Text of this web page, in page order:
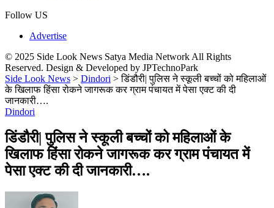
Follow US
Advertise
© 2025 Side Look News Satya Media Network All Rights
Reserved. Design & Developed by JPTechnoPark
Side Look News > Dindori >डिंडौरी| पुलिस ने स्कूली बच्चों को महिलाओं
के खिलाफ हिंसा रोकने जागरूक कर ग्राम पंचायत में पेसा एक्ट की दी
जानकारी….
Dindori
डिंडौरी| पुलिस ने स्कूली बच्चों को महिलाओं के
खिलाफ हिंसा रोकने जागरूक कर ग्राम पंचायत में
पेसा एक्ट की दी जानकारी….